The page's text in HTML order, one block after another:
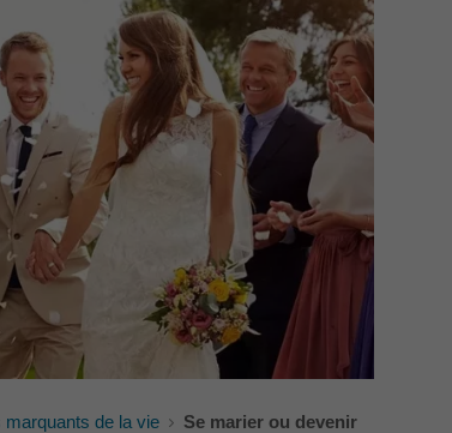
de la vie
Se marier ou devenir